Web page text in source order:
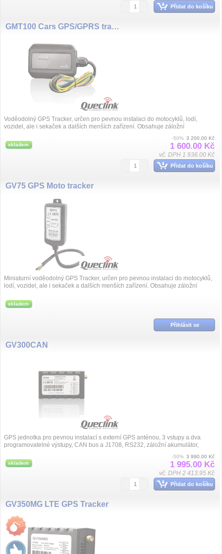
Přidat do košíku
GMT100 Cars GPS/GPRS tracker
Voděodolný GPS Tracker, určen pro pevnou instalaci do motocyklů, lodí,
vozidel, ale i sekaček a dalších menších zařízení. Obsahuje záložní
skladem
-50% 3 200.00 Kč
1 600.00 Kč
vč. DPH 1 936.00 Kč
Přidat do košíku
GV75 GPS Moto tracker
Miniaturní voděodolný GPS Tracker, určen pro pevnou instalaci do motocyklů,
lodí, vozidel, ale i sekaček a dalších menších zařízení. Obsahuje záložní
skladem
Přihlásit se
GV300CAN
GPS jednotka pro pevnou instalací s externí GPS anténou, 3 vstupy a dva
programovatelné výstupy, CAN bus a J1708, RS232, záložní akumulátor,
skladem
-50% 3 990.00 Kč
1 995.00 Kč
vč. DPH 2 413.95 Kč
Přidat do košíku
GV350MG LTE GPS Tracker